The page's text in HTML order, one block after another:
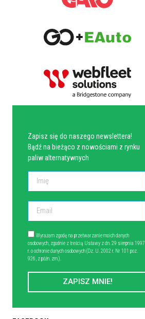
Zapisz się do naszego newslettera!
Bądź na bieżąco z nowościami z rynku
paliw alternatywnych
Wyrażam zgodę na przetwarzanie moich danych
osobowych, zgodnie z treścią Ustawy z dn. 29 sierpnia 1997
r. o ochronie danych osobowych (Dz. U. 2002 r. Nr 101 poz.
926, z późn. zm.).
ZAPISZ MNIE!